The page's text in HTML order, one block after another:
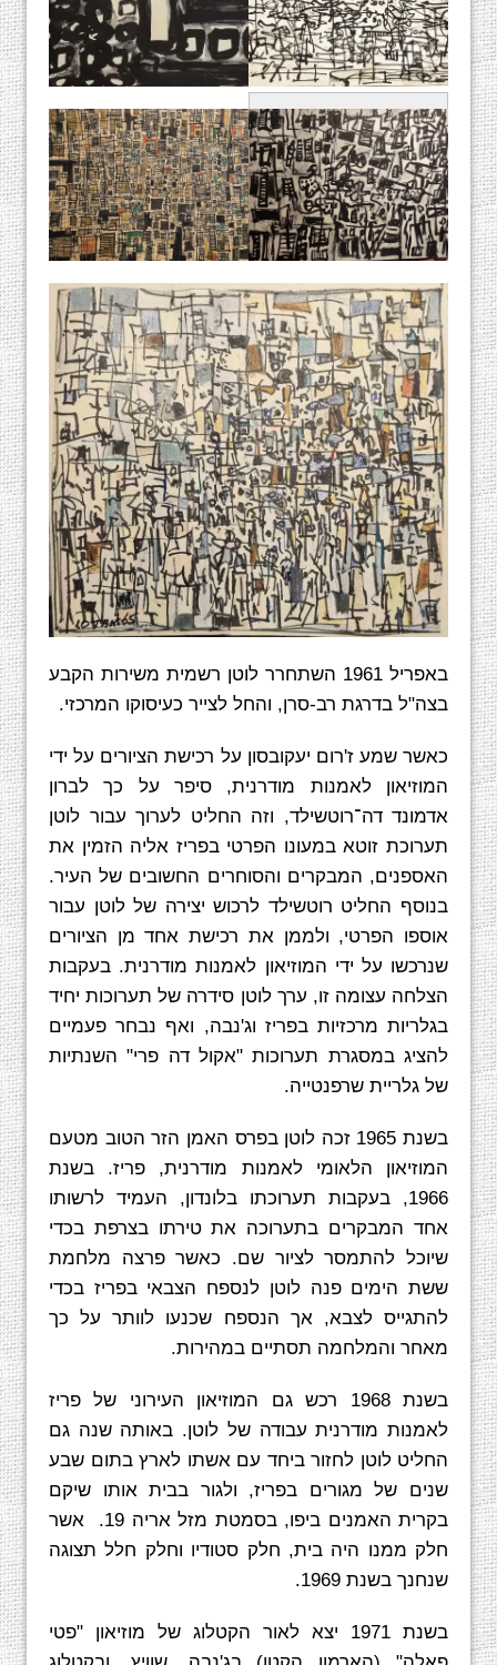
יונה לוטן, "ללא
כותרת", דיו על נייר
מקור: אוסף אורן שץ
באפריל 1961 השתחרר לוטן רשמית משירות הקבע
בצה"ל בדרגת רב-סרן, והחל לצייר כעיסוקו המרכזי.
כאשר שמע ז'רום יעקובסון על רכישת הציורים על ידי
המוזיאון לאמנות מודרנית, סיפר על כך לברון
אדמונד דה־רוטשילד, וזה החליט לערוך עבור לוטן
תערוכת זוטא במעונו הפרטי בפריז אליה הזמין את
האספנים, המבקרים והסוחרים החשובים של העיר.
בנוסף החליט רוטשילד לרכוש יצירה של לוטן עבור
אוספו הפרטי, ולממן את רכישת אחד מן הציורים
שנרכשו על ידי המוזיאון לאמנות מודרנית. בעקבות
הצלחה עצומה זו, ערך לוטן סידרה של תערוכות יחיד
בגלריות מרכזיות בפריז וג'נבה, ואף נבחר פעמיים
להציג במסגרת תערוכות "אקול דה פרי" השנתיות
של גלריית שרפנטייה.
בשנת 1965 זכה לוטן בפרס האמן הזר הטוב מטעם
המוזיאון הלאומי לאמנות מודרנית, פריז. בשנת
1966, בעקבות תערוכתו בלונדון, העמיד לרשותו
אחד המבקרים בתערוכה את טירתו בצרפת בכדי
שיוכל להתמסר לציור שם. כאשר פרצה מלחמת
ששת הימים פנה לוטן לנספח הצבאי בפריז בכדי
להתגייס לצבא, אך הנספח שכנעו לוותר על כך
מאחר והמלחמה תסתיים במהירות.
בשנת 1968 רכש גם המוזיאון העירוני של פריז
לאמנות מודרנית עבודה של לוטן. באותה שנה גם
החליט לוטן לחזור ביחד עם אשתו לארץ בתום שבע
שנים של מגורים בפריז, ולגור בבית אותו שיקם
בקרית האמנים ביפו, בסמטת מזל אריה 19.
אשר
חלק ממנו היה בית, חלק סטודיו וחלק חלל תצוגה
שנחנך בשנת 1969.
בשנת 1971 יצא לאור הקטלוג של מוזיאון "פטי